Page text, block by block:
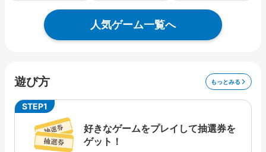
人気ゲーム一覧へ
遊び方 もっとみる
STEP1
好きなゲームをプレイして抽選券を
ゲット！